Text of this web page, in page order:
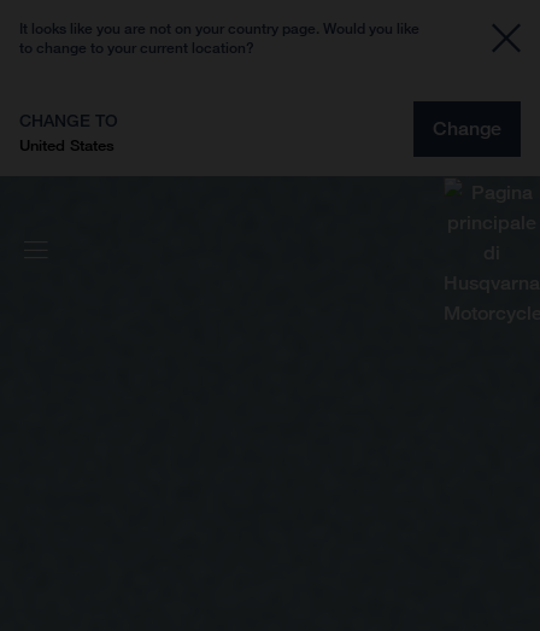
It looks like you are not on your country page. Would you like
to change to your current location?
CHANGE TO
United States
Change